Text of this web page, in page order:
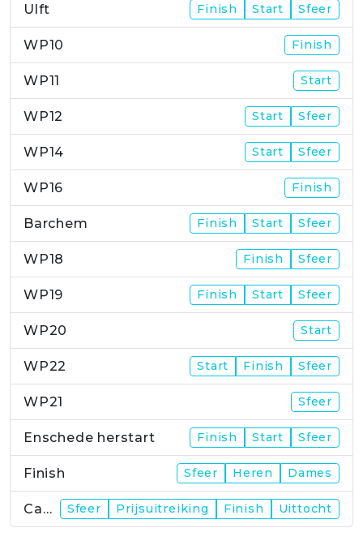
Ulft Finish Start Sfeer
WP10 Finish
WP11 Start
WP12 Start Sfeer
WP14 Start Sfeer
WP16 Finish
Barchem Finish Start Sfeer
WP18 Finish Sfeer
WP19 Finish Start Sfeer
WP20 Start
WP22 Start Finish Sfeer
WP21 Sfeer
Enschede herstart Finish Start Sfeer
Finish Sfeer Heren Dames
Campus Sfeer Prijsuitreiking Finish Uittocht